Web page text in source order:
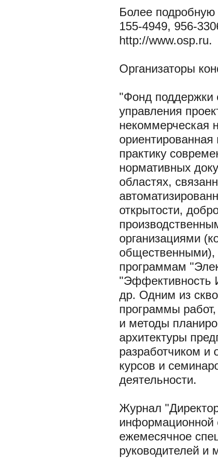
Более
155-4949, 956-
http://www.osp.ru.
Организаторы
"Фонд поддержки
управления
некоммерческая
ориентированная
практику
нормативных
областях,
открытости,
организациями
общественными),
программам
"Эффективность
др. Одним из
программы
и методы
архитектуры
разработчиком и
курсов и
деятельности.
Журнал
информационной
ежемесячное
руководителей и